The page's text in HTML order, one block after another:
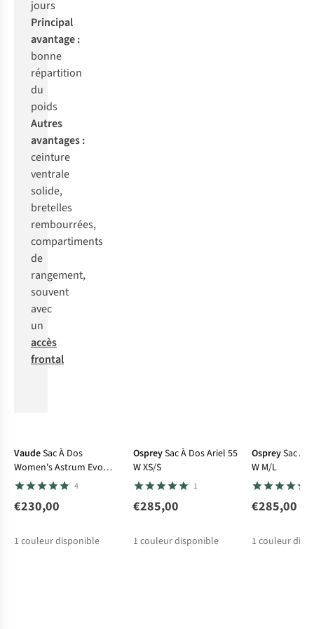
jours
Principal
avantage:
bonne
répartition
du
poids
Autres
avantages:
ceinture
ventrale
solide,
bretelles
rembourrées,
compartiments
de
rangement,
souvent
avec
un
accès
frontal
VaudeSac À Dos
Women's Astrum Evo
55+10
4
€230,00
1 couleur disponible
OspreySac À Dos Ariel 55
W XS/S
1
€285,00
1 couleur disponible
OspreySac À
W M/L
€285,00
1 couleur